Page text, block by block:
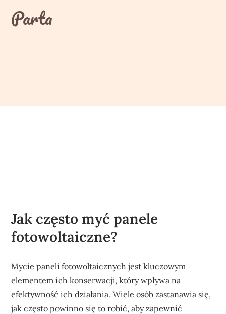
contentParta
Jak często myć panele
fotowoltaiczne?
Mycie paneli fotowoltaicznych jest kluczowym
elementem ich konserwacji, który wpływa na
efektywność ich działania. Wiele osób zastanawia się,
jak często powinno się to robić, aby zapewnić